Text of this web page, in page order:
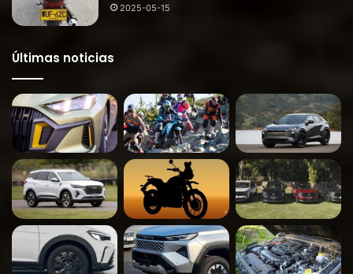
2025-05-15
Últimas noticias